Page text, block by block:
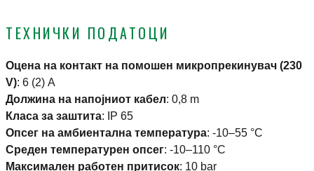
ТЕХНИЧКИ ПОДАТОЦИ
Оцена на контакт на помошен микропрекинувач (230
V): 6 (2) A
Должина на напојниот кабел: 0,8 m
Класа за заштита:
IP 65
Опсег на амбиентална температура: -10–55 °C
Среден температурен опсег: -10–110 °C
Максимален работен притисок: 10 bar